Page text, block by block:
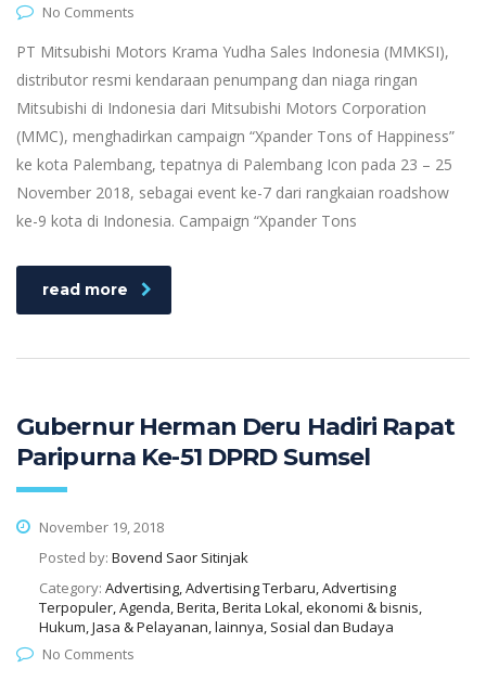
No Comments
PT Mitsubishi Motors Krama Yudha Sales Indonesia (MMKSI),
distributor resmi kendaraan penumpang dan niaga ringan
Mitsubishi di Indonesia dari Mitsubishi Motors Corporation
(MMC), menghadirkan campaign “Xpander Tons of Happiness”
ke kota Palembang, tepatnya di Palembang Icon pada 23 – 25
November 2018, sebagai event ke-7 dari rangkaian roadshow
ke-9 kota di Indonesia. Campaign “Xpander Tons
read more
Gubernur Herman Deru Hadiri Rapat
Paripurna Ke-51 DPRD Sumsel
November 19, 2018
Posted by: Bovend Saor Sitinjak
Category: Advertising, Advertising Terbaru, Advertising
Terpopuler, Agenda, Berita, Berita Lokal, ekonomi & bisnis,
Hukum, Jasa & Pelayanan, lainnya, Sosial dan Budaya
No Comments